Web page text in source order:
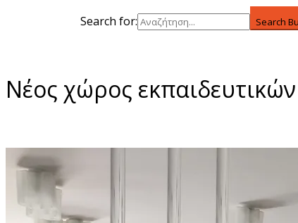
Search for: Search
Νέος χώρος